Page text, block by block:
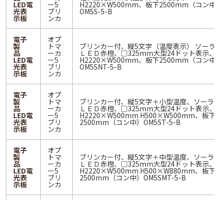
LED電
光表
示板
ー5
ブリ
ンカ
H2220×W500mm、板下2500mm（コン中
OM5S-5-B
電子
製
品
LED電
光表
示板
オプ
トマ
ーカ
ー5
ブリ
ンカ
ブリンカー付、縦5文字（温度表示） ソーラ
ＬＥＤ赤橙、□325mm大型24ドット表示、
H2220×W500mm、板下2500mm（コン中
OM5SNT-5-B
電子
製
品
LED電
光表
示板
オプ
トマ
ーカ
ー5
ブリ
ンカ
ブリンカー付、縦5文字＋小型温度、ソーラ
ＬＥＤ赤橙、□325mm大型24ドット表示、
H2220×W500mm H500×W500mm、板下
2500mm（コン中）OM5ST-5-B
電子
製
品
LED電
光表
示板
オプ
トマ
ーカ
ー5
ブリ
ンカ
ブリンカー付、縦5文字＋中型温度、ソーラ
ＬＥＤ赤橙、□325mm大型24ドット表示、
H2220×W500mm H500×W880mm、板下
2500mm（コン中）OM5SMT-5-B